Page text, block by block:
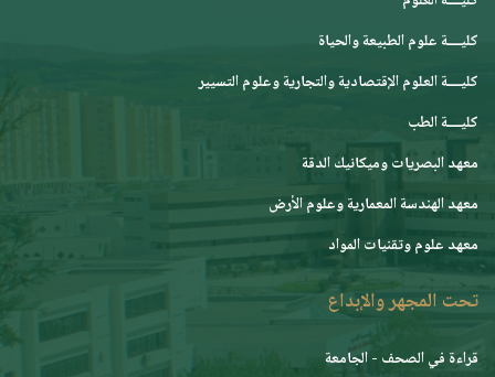
كليــــة علوم الطبيعة والحياة
كليــــة العلوم الإقتصادية والتجارية وعلوم التسيير
كليــــة الطب
معهد البصريات وميكانيك الدقة
معهد الهندسة المعمارية وعلوم الأرض
معهد علوم وتقنيات المواد
تحت المجهر والإبداع
قراءة في الصحف - الجامعة